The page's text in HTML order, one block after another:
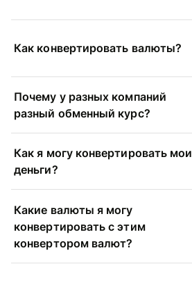
Как конвертировать валюты?
Почему у разных компаний
разный обменный курс?
Как я могу конвертировать мои
деньги?
Какие валюты я могу
конвертировать с этим
конвертором валют?